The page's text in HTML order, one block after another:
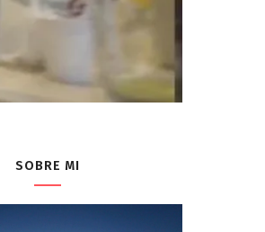
SOBRE MI